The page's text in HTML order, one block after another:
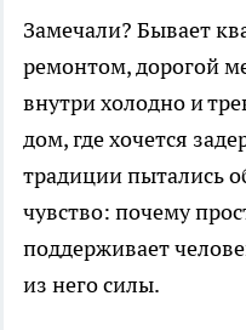
Замечали? Бывает
ремонтом, дорогой
внутри холодно и
дом, где хочется
традиции пытались
чувство: почему
поддерживает
из него силы.